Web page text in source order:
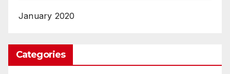
January 2020
Categories